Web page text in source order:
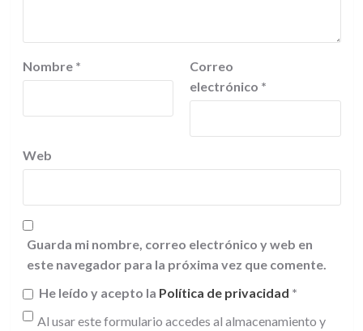
Nombre *
Correo
electrónico *
Web
Guarda mi nombre, correo electrónico y web en
este navegador para la próxima vez que comente.
He leído y acepto la Política de privacidad *
Al usar este formulario accedes al almacenamiento y